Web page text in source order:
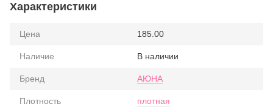
Характеристики
Цена 185.00
Наличие В наличии
Бренд АЮНА
Плотность плотная